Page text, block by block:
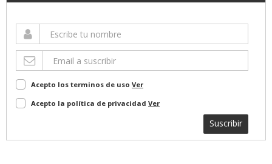
Acepto los terminos de uso Ver
Acepto la política de privacidad Ver
Suscribir